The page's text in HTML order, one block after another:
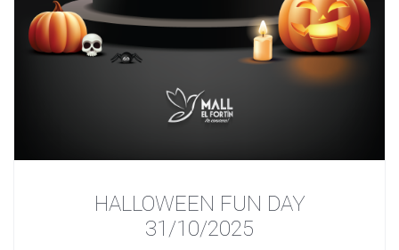
HALLOWEEN FUN DAY
31/10/2025